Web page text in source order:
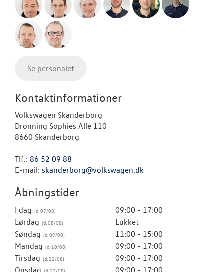
Se personalet
Kontaktinformationer
Volkswagen Skanderborg
Dronning Sophies Alle 110
8660 Skanderborg
Tlf.: 86 52 09 88
E-mail: skanderborg@volkswagen.dk
Åbningstider
I dag
09:00 - 17:00
Lørdag
Lukket
Søndag
11:00 - 15:00
Mandag
09:00 - 17:00
Tirsdag
09:00 - 17:00
Onsdag
09:00 - 17:00